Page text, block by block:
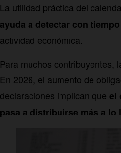
La utilidad práctica del
ayuda a detectar con
actividad económica.
Para muchos contribuyentes,
En 2026, el aumento de
declaraciones implican que el
pasa a distribuirse más a lo